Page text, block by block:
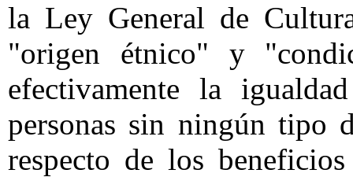
la Ley General de
"origen étnico" y
efectivamente la
personas sin ningún tipo
respecto de los